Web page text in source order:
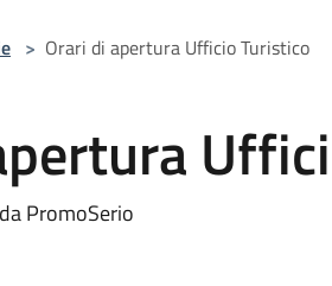
> Orari di apertura Ufficio Turistico
PromoSerio